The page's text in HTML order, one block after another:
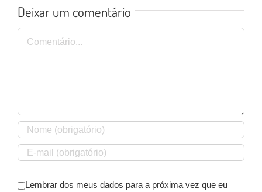
Deixar um comentário
Comentário
Lembrar dos meus dados para a próxima vez que eu